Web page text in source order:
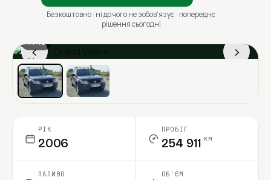
Безкоштовно · ні до чого не зобовʼязує · попереднє
рішення сьогодні
‹ ›
1 / 13
Ціна в місяць
РІК
2006
ПРОБІГ
254 911 км
ПАЛИВО ОБ'ЄМ